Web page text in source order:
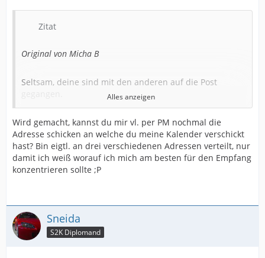
Zitat
Original von Micha B
Seltsam, deine sind mit den anderen auf die Post
Warte bitte den Freitag noch ab, vielleicht hat sich da
was wegen den Feiertagen verzögert.
jahrmichi : wann ist deiner angekommen?
@At all: Ich hab noch ein paar Kalender übrig, wer also
noch Interesse hat... bitte PM.
Alles anzeigen
Wird gemacht, kannst du mir vl. per PM nochmal die
Adresse schicken an welche du meine Kalender verschickt
hast? Bin eigtl. an drei verschiedenen Adressen verteilt, nur
damit ich weiß worauf ich mich am besten für den Empfang
konzentrieren sollte ;P
Sneida
S2K Diplomand